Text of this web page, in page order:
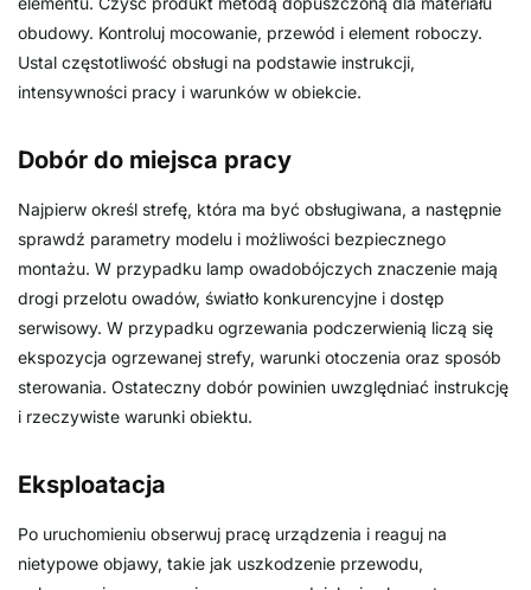
obudowy. Kontroluj mocowanie, przewód i element roboczy.
Ustal częstotliwość obsługi na podstawie instrukcji,
intensywności pracy i warunków w obiekcie.
Dobór do miejsca pracy
Najpierw określ strefę, która ma być obsługiwana, a następnie
sprawdź parametry modelu i możliwości bezpiecznego
montażu. W przypadku lamp owadobójczych znaczenie mają
drogi przelotu owadów, światło konkurencyjne i dostęp
serwisowy. W przypadku ogrzewania podczerwienią liczą się
ekspozycja ogrzewanej strefy, warunki otoczenia oraz sposób
sterowania. Ostateczny dobór powinien uwzględniać instrukcję
i rzeczywiste warunki obiektu.
Eksploatacja
Po uruchomieniu obserwuj pracę urządzenia i reaguj na
nietypowe objawy, takie jak uszkodzenie przewodu,